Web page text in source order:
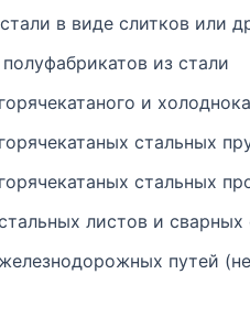
в виде слитков или
из стали
и
стальных
стальных
листов и
путей